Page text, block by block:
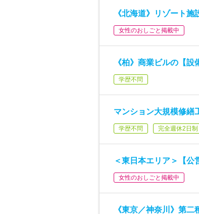
《北海道》リゾート
女性のおしごと掲載中
《柏》商業ビルの【
学歴不問
マンション大規模修繕
学歴不問 完全週休2日制
＜東日本エリア＞【公
女性のおしごと掲載中
《東京／神奈川》第二